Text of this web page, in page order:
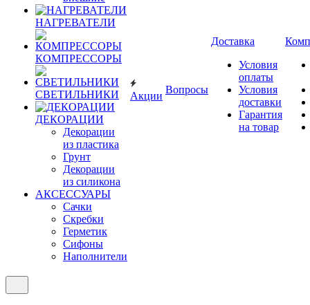
НАГРЕВАТЕЛИ
КОМПРЕССОРЫ
СВЕТИЛЬНИКИ
ДЕКОРАЦИИ
Декорации
из пластика
Грунт
Декорации
из силикона
АКСЕССУАРЫ
Сачки
Скребки
Герметик
Сифоны
Наполнители
Акции
Вопросы
Доставка
Условия
оплаты
Условия
доставки
Гарантия
на товар